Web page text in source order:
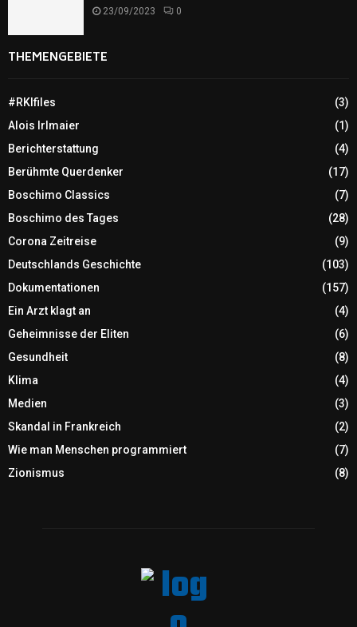
23/09/2023 0
THEMENGEBIETE
#RKIfiles
(3)
Alois Irlmaier
(1)
Berichterstattung
(4)
Berühmte Querdenker
(17)
Boschimo Classics
(7)
Boschimo des Tages
(28)
Corona Zeitreise
(9)
Deutschlands Geschichte
(103)
Dokumentationen
(157)
Ein Arzt klagt an
(4)
Geheimnisse der Eliten
(6)
Gesundheit
(8)
Klima
(4)
Medien
(3)
Skandal in Frankreich
(2)
Wie man Menschen programmiert
(7)
Zionismus
(8)